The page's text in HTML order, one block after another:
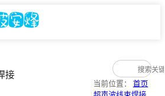
接
当前位置： 首页